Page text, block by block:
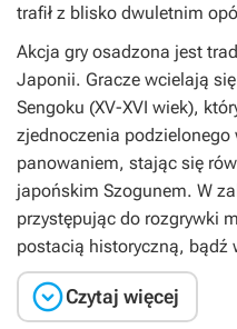
trafił z blisko dwuletnim
Akcja gry osadzona jest
Japonii. Gracze wcielają
Sengoku (XV-XVI wiek),
zjednoczenia
panowaniem, stając się
japońskim Szogunem. W
przystępując do rozgrywki
postacią historyczną, bądź
Czytaj więcej